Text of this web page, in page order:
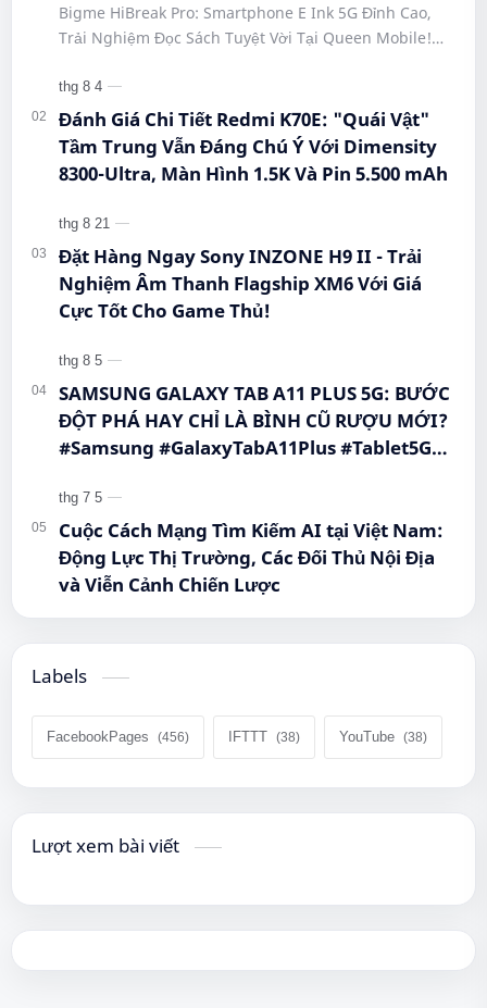
#HiBreakPro5G #DienThoaiDocSach
#CongNgheMoi #MuaSamThongMinh
#EInkPhone #5GSmartphone
Bigme HiBreak Pro: Smartphone E Ink 5G Đỉnh Cao,
Trải Nghiệm Đọc Sách Tuyệt Vời Tại Queen Mobile!
#Hi…
Đánh Giá Chi Tiết Redmi K70E: "Quái Vật"
Tầm Trung Vẫn Đáng Chú Ý Với Dimensity
8300-Ultra, Màn Hình 1.5K Và Pin 5.500 mAh
Đặt Hàng Ngay Sony INZONE H9 II - Trải
Nghiệm Âm Thanh Flagship XM6 Với Giá
Cực Tốt Cho Game Thủ!
SAMSUNG GALAXY TAB A11 PLUS 5G: BƯỚC
ĐỘT PHÁ HAY CHỈ LÀ BÌNH CŨ RƯỢU MỚI?
#Samsung #GalaxyTabA11Plus #Tablet5G
Cuộc Cách Mạng Tìm Kiếm AI tại Việt Nam:
Động Lực Thị Trường, Các Đối Thủ Nội Địa
và Viễn Cảnh Chiến Lược
Labels
FacebookPages IFTTT YouTube
Lượt xem bài viết